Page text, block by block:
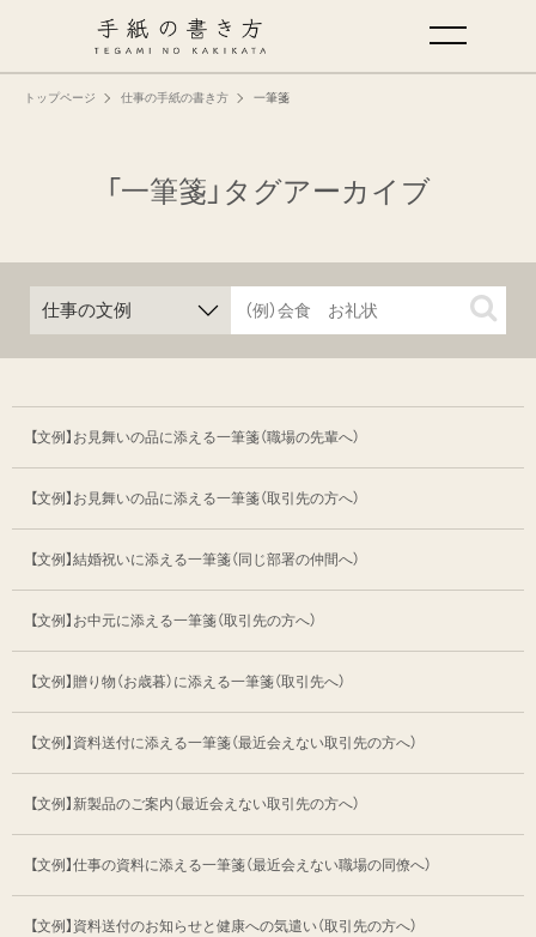
トップページ 仕事の手紙の書き方 一筆箋
「一筆箋」タグアーカイブ
【文例】お見舞いの品に添える一筆箋（職場の先輩へ）
【文例】お見舞いの品に添える一筆箋（取引先の方へ）
【文例】結婚祝いに添える一筆箋（同じ部署の仲間へ）
【文例】お中元に添える一筆箋（取引先の方へ）
【文例】贈り物（お歳暮）に添える一筆箋（取引先へ）
【文例】資料送付に添える一筆箋（最近会えない取引先の方へ）
【文例】新製品のご案内 （最近会えない取引先の方へ）
【文例】仕事の資料に添える一筆箋（最近会えない職場の同僚へ）
【文例】資料送付のお知らせと健康への気遣い（取引先の方へ）
手紙の基本
仕事の手紙の書き方
特集
ミドリオフィシャルサイト